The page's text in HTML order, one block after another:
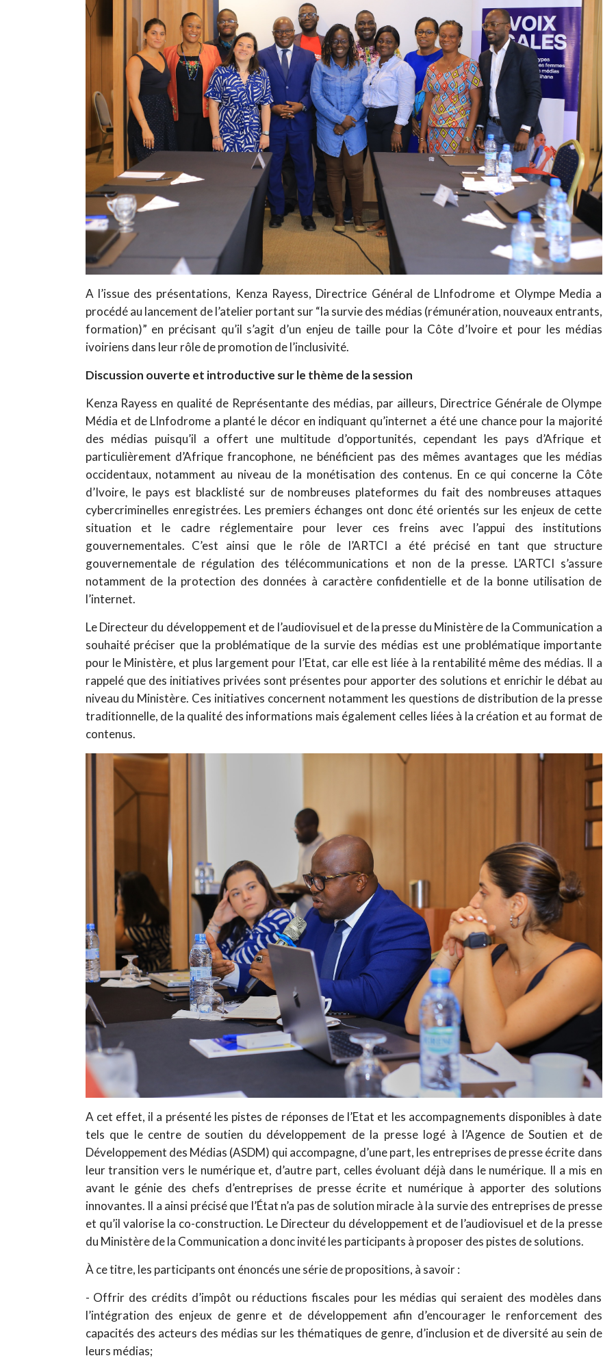
A l’issue des présentations, Kenza Rayess, Directrice Général de LInfodrome et Olympe Media a
procédé au lancement de l’atelier portant sur “la survie des médias (rémunération, nouveaux entrants,
formation)” en précisant qu’il s’agit d’un enjeu de taille pour la Côte d’Ivoire et pour les médias
ivoiriens dans leur rôle de promotion de l’inclusivité.
Discussion ouverte et introductive sur le thème de la session
Kenza Rayess en qualité de Représentante des médias, par ailleurs, Directrice Générale de Olympe
Média et de LInfodrome a planté le décor en indiquant qu’internet a été une chance pour la majorité
des médias puisqu’il a offert une multitude d’opportunités, cependant les pays d’Afrique et
particulièrement d’Afrique francophone, ne bénéficient pas des mêmes avantages que les médias
occidentaux, notamment au niveau de la monétisation des contenus. En ce qui concerne la Côte
d’Ivoire, le pays est blacklisté sur de nombreuses plateformes du fait des nombreuses attaques
cybercriminelles enregistrées. Les premiers échanges ont donc été orientés sur les enjeux de cette
situation et le cadre réglementaire pour lever ces freins avec l’appui des institutions
gouvernementales. C’est ainsi que le rôle de l’ARTCI a été précisé en tant que structure
gouvernementale de régulation des télécommunications et non de la presse. L’ARTCI s’assure
notamment de la protection des données à caractère confidentielle et de la bonne utilisation de
l’internet.
Le Directeur du développement et de l’audiovisuel et de la presse du Ministère de la Communication a
souhaité préciser que la problématique de la survie des médias est une problématique importante
pour le Ministère, et plus largement pour l’Etat, car elle est liée à la rentabilité même des médias. Il a
rappelé que des initiatives privées sont présentes pour apporter des solutions et enrichir le débat au
niveau du Ministère. Ces initiatives concernent notamment les questions de distribution de la presse
traditionnelle, de la qualité des informations mais également celles liées à la création et au format de
contenus.
A cet effet, il a présenté les pistes de réponses de l’Etat et les accompagnements disponibles à date
tels que le centre de soutien du développement de la presse logé à l’Agence de Soutien et de
Développement des Médias (ASDM) qui accompagne, d’une part, les entreprises de presse écrite dans
leur transition vers le numérique et, d’autre part, celles évoluant déjà dans le numérique. Il a mis en
avant le génie des chefs d’entreprises de presse écrite et numérique à apporter des solutions
innovantes. Il a ainsi précisé que l’État n’a pas de solution miracle à la survie des entreprises de presse
et qu’il valorise la co-construction. Le Directeur du développement et de l’audiovisuel et de la presse
du Ministère de la Communication a donc invité les participants à proposer des pistes de solutions.
À ce titre, les participants ont énoncés une série de propositions, à savoir :
- Offrir des crédits d’impôt ou réductions fiscales pour les médias qui seraient des modèles dans
l’intégration des enjeux de genre et de développement afin d’encourager le renforcement des
capacités des acteurs des médias sur les thématiques de genre, d’inclusion et de diversité au sein de
leurs médias;